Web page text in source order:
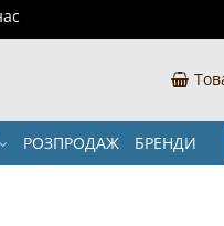
РОЗПРОДАЖ БРЕНДИ